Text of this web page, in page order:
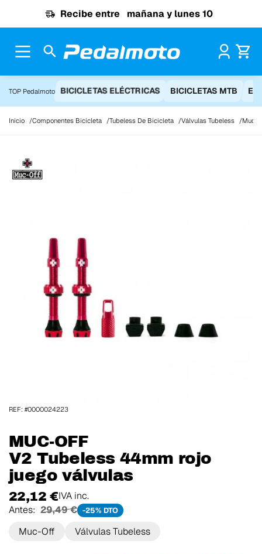
Recibe entre mañana y lunes 10
TOP Pedalmoto BICICLETAS ELÉCTRICAS BICICLETAS MTB
Inicio Componentes Bicicleta Tubeless De Bicicleta Válvulas Tubeless Muc-
MUC-OFF
V2 Tubeless 44mm rojo
juego válvulas
22,12 €IVA inc.
Antes: 29,49 € -25% DTO
Muc-Off Válvulas Tubeless
REF: #0000024223